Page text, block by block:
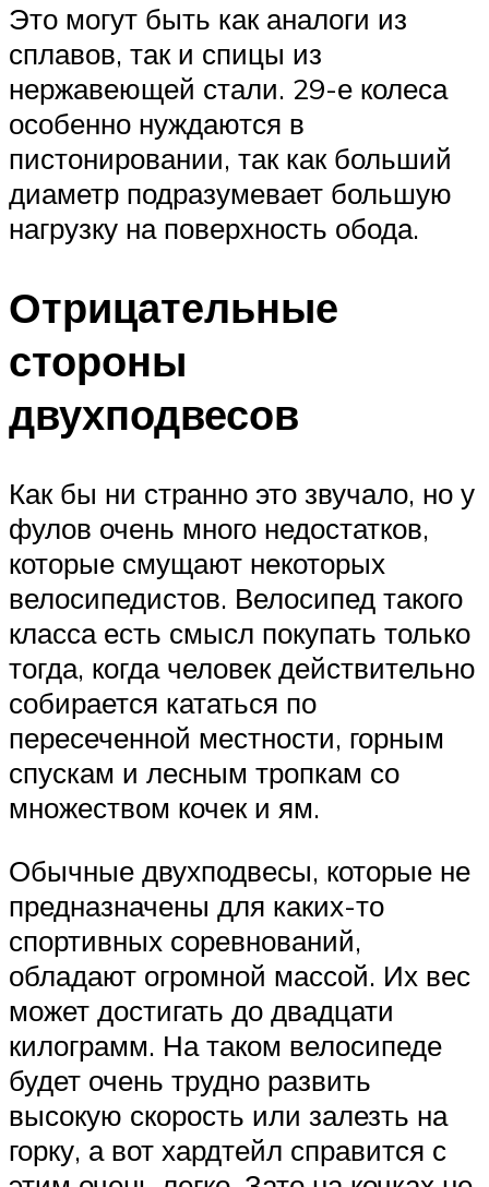
Это могут быть как аналоги из
сплавов, так и спицы из
нержавеющей стали. 29-е колеса
особенно нуждаются в
пистонировании, так как больший
диаметр подразумевает большую
нагрузку на поверхность обода.
Отрицательные
стороны
двухподвесов
Как бы ни странно это звучало, но у
фулов очень много недостатков,
которые смущают некоторых
велосипедистов. Велосипед такого
класса есть смысл покупать только
тогда, когда человек действительно
собирается кататься по
пересеченной местности, горным
спускам и лесным тропкам со
множеством кочек и ям.
Обычные двухподвесы, которые не
предназначены для каких-то
спортивных соревнований,
обладают огромной массой. Их вес
может достигать до двадцати
килограмм. На таком велосипеде
будет очень трудно развить
высокую скорость или залезть на
горку, а вот хардтейл справится с